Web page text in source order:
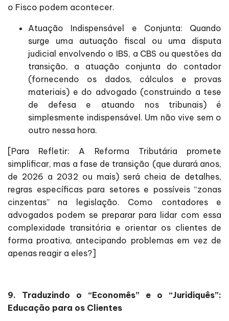
o Fisco podem acontecer.
Atuação Indispensável e Conjunta: Quando
surge uma autuação fiscal ou uma disputa
judicial envolvendo o IBS, a CBS ou questões da
transição, a atuação conjunta do contador
(fornecendo os dados, cálculos e provas
materiais) e do advogado (construindo a tese
de defesa e atuando nos tribunais) é
simplesmente indispensável. Um não vive sem o
outro nessa hora.
[Para Refletir: A Reforma Tributária promete
simplificar, mas a fase de transição (que durará anos,
de 2026 a 2032 ou mais) será cheia de detalhes,
regras específicas para setores e possíveis “zonas
cinzentas” na legislação. Como contadores e
advogados podem se preparar para lidar com essa
complexidade transitória e orientar os clientes de
forma proativa, antecipando problemas em vez de
apenas reagir a eles?]
9. Traduzindo o “Economês” e o “Juridiquês”:
Educação para os Clientes